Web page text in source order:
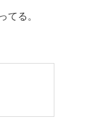
てる。